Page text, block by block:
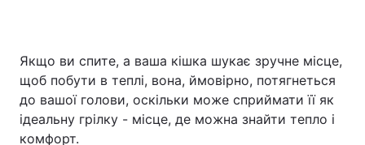
Якщо ви спите, а ваша кішка шукає зручне місце,
щоб побути в теплі, вона, ймовірно, потягнеться
до вашої голови, оскільки може сприймати її як
ідеальну грілку - місце, де можна знайти тепло і
комфорт.